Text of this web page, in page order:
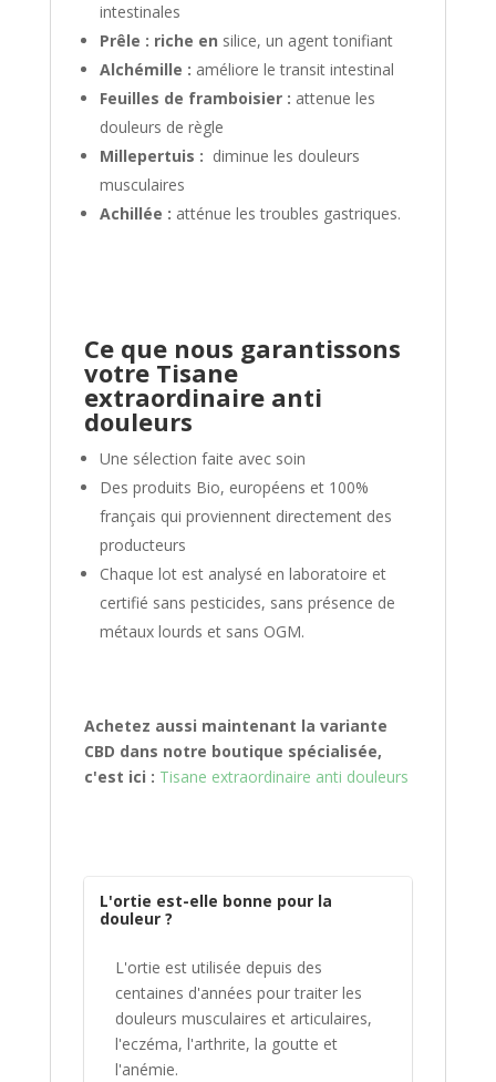
intestinales
Prêle : riche en silice, un agent tonifiant
Alchémille : améliore le transit intestinal
Feuilles de framboisier : attenue les
douleurs de règle
Millepertuis : diminue les douleurs
musculaires
Achillée : atténue les troubles gastriques.
Ce que nous garantissons
votre Tisane
extraordinaire anti
douleurs
Une sélection faite avec soin
Des produits Bio, européens et 100%
français qui proviennent directement des
producteurs
Chaque lot est analysé en laboratoire et
certifié sans pesticides, sans présence de
métaux lourds et sans OGM.
Achetez aussi maintenant la variante
CBD dans notre boutique spécialisée,
c'est ici : Tisane extraordinaire anti douleurs
L'ortie est-elle bonne pour la
douleur ?
L'ortie est utilisée depuis des
centaines d'années pour traiter les
douleurs musculaires et articulaires,
l'eczéma, l'arthrite, la goutte et
l'anémie.